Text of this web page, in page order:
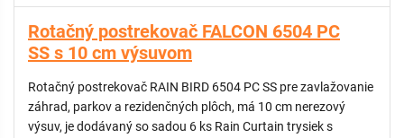
Rotačný postrekovač FALCON 6504 PC
SS s 10 cm výsuvom
Rotačný postrekovač RAIN BIRD 6504 PC SS pre zavlažovanie
záhrad, parkov a rezidenčných plôch, má 10 cm nerezový
výsuv, je dodávaný so sadou 6 ks Rain Curtain trysiek s